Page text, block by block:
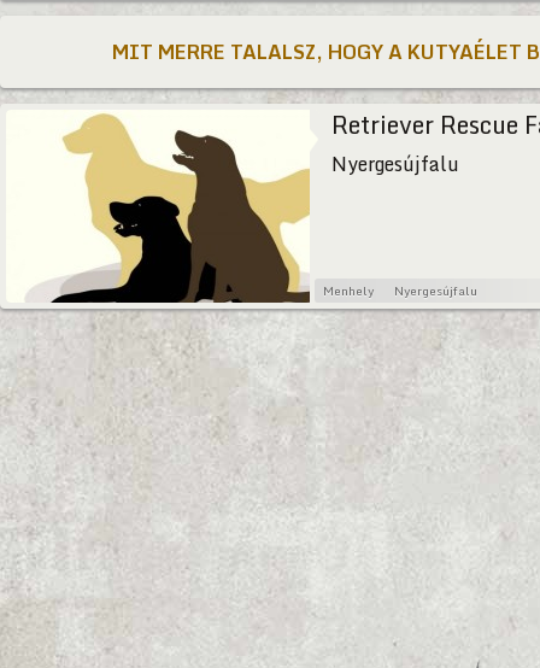
MIT MERRE TALALSZ, HOGY A KUTYAÉLET
Retriever Rescue
Nyergesújfalu
Menhely Nyergesújfalu